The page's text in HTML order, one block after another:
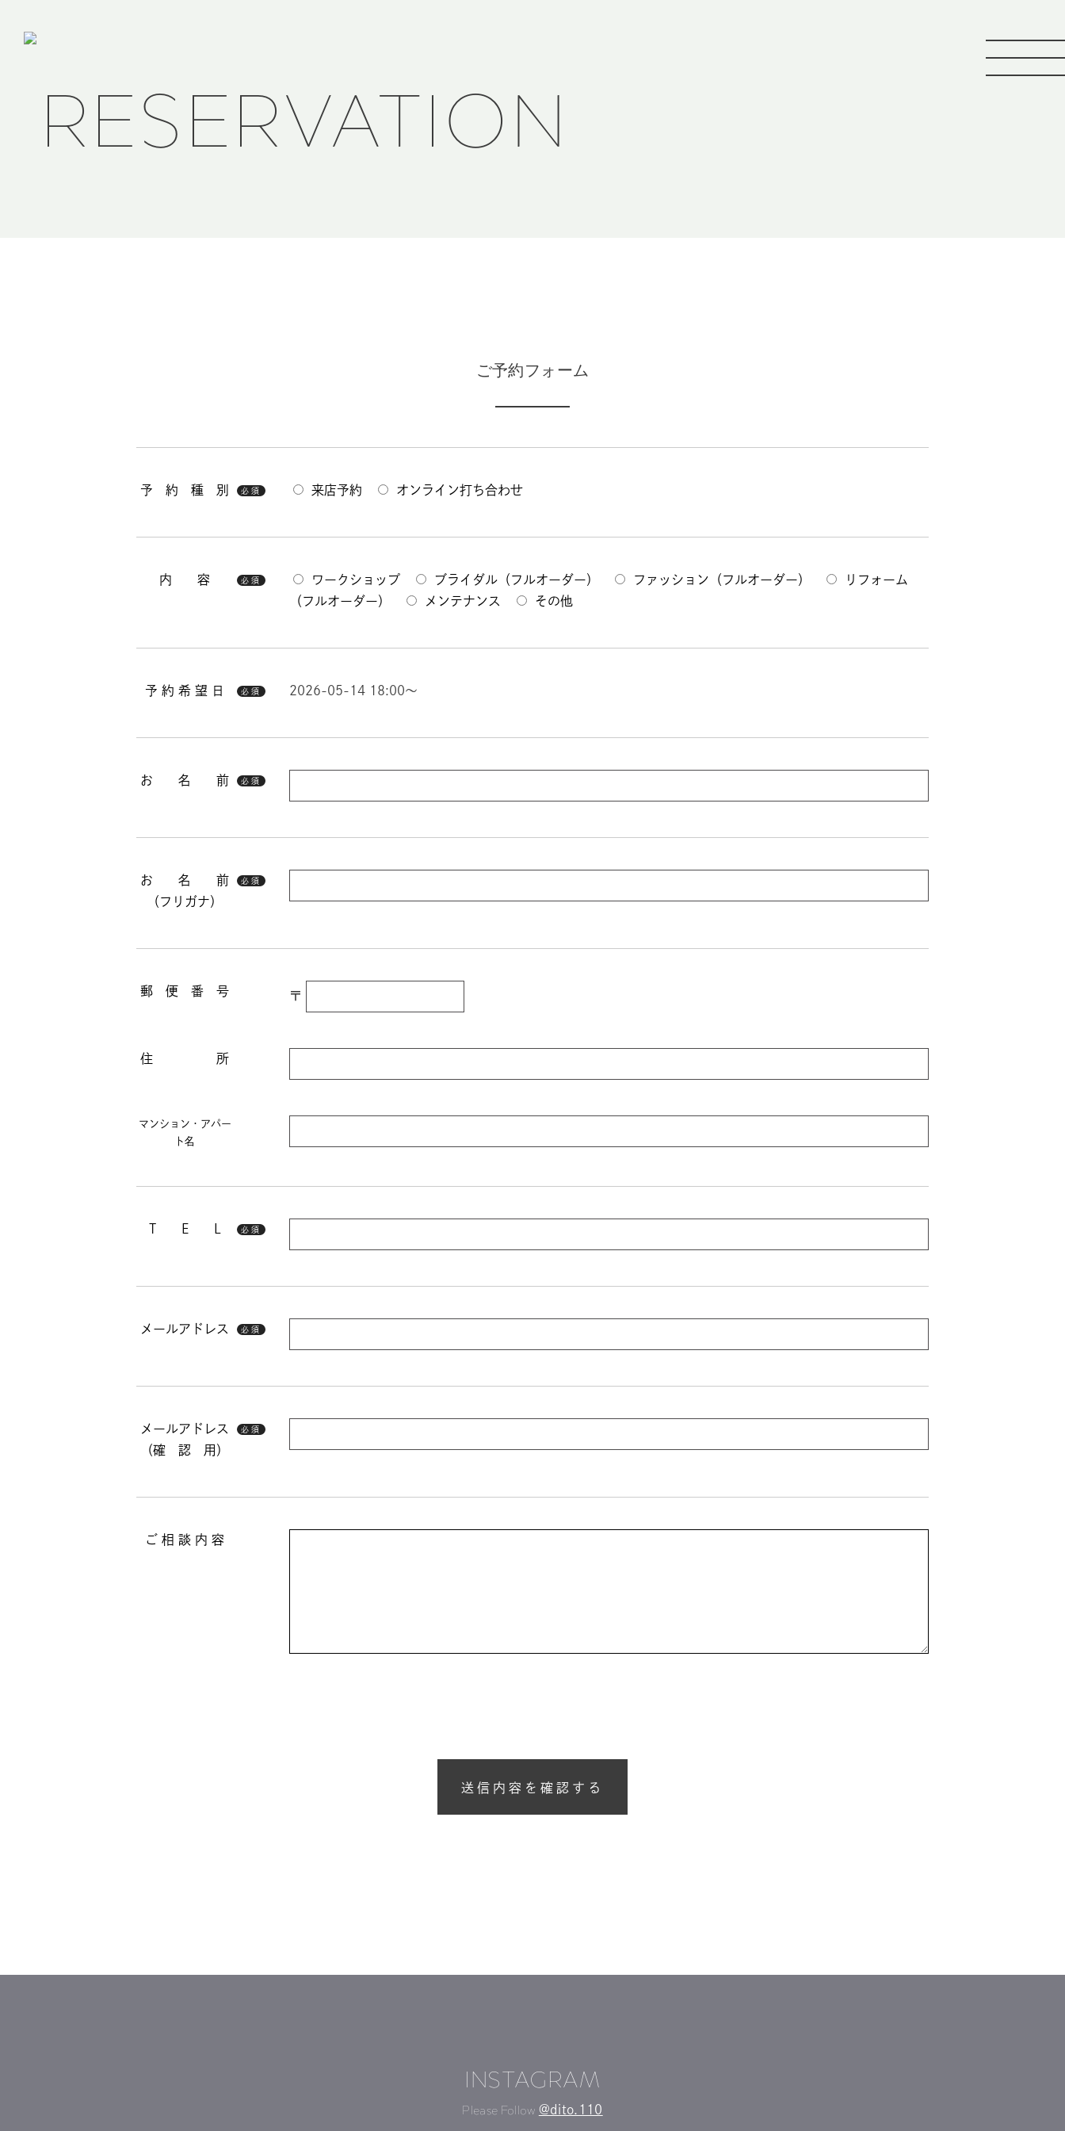
RESERVATION
ご予約フォーム
予 約 種 別 必須 来店予約 オンライン打ち合わせ
内 容 必須 ワークショップ ブライダル（フルオーダー） ファッション（フルオーダー）
リフォーム
（フルオーダー）
メンテナンス その他
予 約 希 望 日 必須 2026-05-14 18:00～
お 名 前 必須
お 名 前
（フリガナ）
必須
郵 便 番 号 〒
住 所
マンション・アパー
ト名
T E L 必須
メールアドレス 必須
メールアドレス
（確 認 用）
必須
ご 相 談 内 容
INSTAGRAM
Please Follow @dito.110